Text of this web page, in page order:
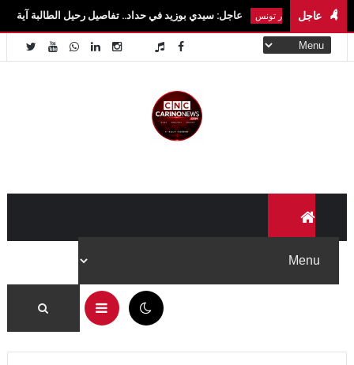
عاجلاخبار تونس عاجل: سيدي بوزيد في حداد.. تفاصيل رحيل الطالبة آية الزايدي في حادث